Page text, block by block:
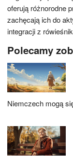
oferują różnorodne
zachęcają ich do
integracji z
Polecamy
Niemczech mogą